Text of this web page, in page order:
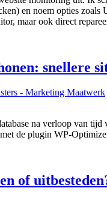
en noem opties
maar ook direct
snellere
- Marketing Maatwerk
na verloop van
de plugin WP-
of